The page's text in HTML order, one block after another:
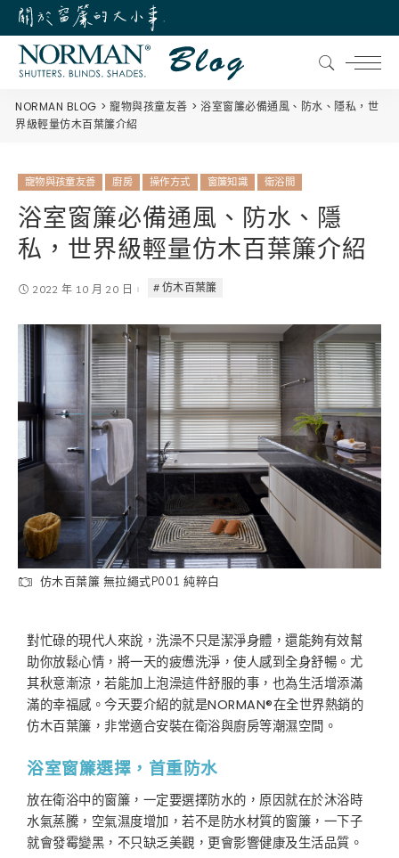
NORMAN BLOG 寵物與孩童友善
浴室窗簾必備通風、防水、隱私，世
界級輕量仿木百葉簾介紹
寵物與孩童友善 廚房 操作方式 窗簾知識 衛浴間
浴室窗簾必備通風、防水、隱
私，世界級輕量仿木百葉簾介紹
2022 年 10 月 20 日 仿木百葉簾
仿木百葉簾 無拉繩式P001 純粹白
對忙碌的現代人來說，洗澡不只是潔淨身體，還能夠有效幫
助你放鬆心情，將一天的疲憊洗淨，使人感到全身舒暢。尤
其秋意漸涼，若能加上泡澡這件舒服的事，也為生活增添滿
滿的幸福感。今天要介紹的就是NORMAN®在全世界熱銷的
仿木百葉簾，非常適合安裝在衛浴與廚房等潮濕空間。
浴室窗簾選擇，首重防水
放在衛浴中的窗簾，一定要選擇防水的，原因就在於沐浴時
水氣蒸騰，空氣濕度增加，若不是防水材質的窗簾，一下子
就會發霉變黑，不只缺乏美觀，更會影響健康及生活品質。